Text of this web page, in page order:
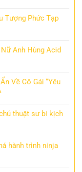
Tượng Phức Tạp
Anh Hùng Acid
Về Cô Gái “Yêu
thuật sư bi kịch
hành trình ninja